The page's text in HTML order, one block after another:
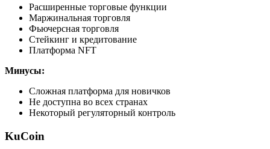
Расширенные торговые функции
Маржинальная торговля
Фьючерсная торговля
Стейкинг и кредитование
Платформа NFT
Минусы:
Сложная платформа для новичков
Не доступна во всех странах
Некоторый регуляторный контроль
KuCoin